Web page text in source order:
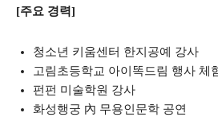
[주요 경력]
청소년 키움센터 한지공예 강사
고림초등학교 아이똑드림 행사 체
펀펀 미술학원 강사
화성행궁 內 무용인문학 공연